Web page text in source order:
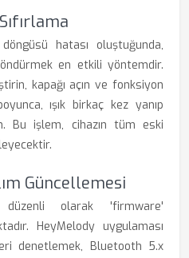
hatası oluştuğunda,
en etkili yöntemdir.
kapağı açın ve fonksiyon
ışık birkaç kez yanıp
Bu işlem, cihazın tüm eski
Güncellemesi
olarak 'firmware'
HeyMelody uygulaması
denetlemek, Bluetooth 5.x